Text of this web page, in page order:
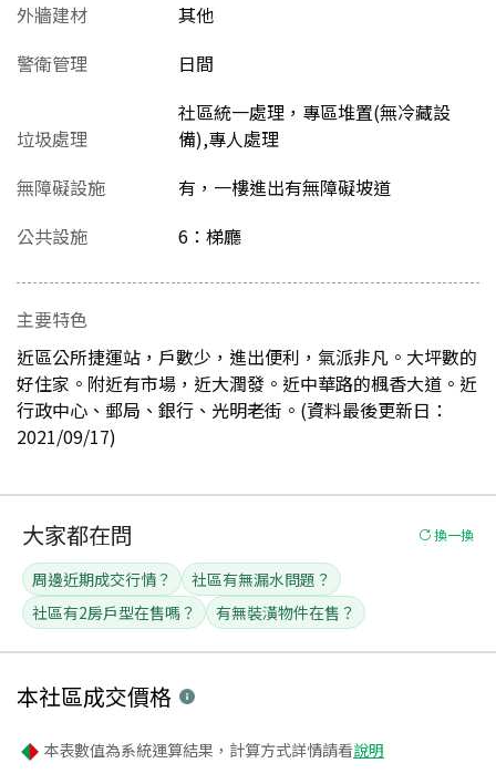
外牆建材
其他
警衛管理
日間
垃圾處理
社區統一處理，專區堆置(無冷藏設
備),專人處理
無障礙設施
有，一樓進出有無障礙坡道
公共設施
6：梯廳
主要特色
近區公所捷運站，戶數少，進出便利，氣派非凡。大坪數的
好住家。附近有市場，近大潤發。近中華路的楓香大道。近
行政中心、郵局、銀行、光明老街。(資料最後更新日：
2021/09/17)
大家都在問 換一換
周邊近期成交行情？
社區有無漏水問題？
社區有2房戶型在售嗎？
有無裝潢物件在售？
本社區成交價格
本表數值為系統運算結果，計算方式詳情請看說明